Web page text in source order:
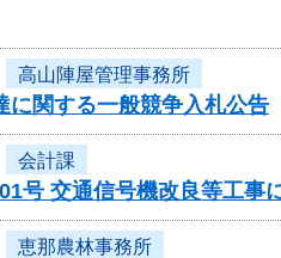
高山陣屋管理事務所
に関する一般競争入札公告
会計課
号 交通信号機改良等工事
恵那農林事務所